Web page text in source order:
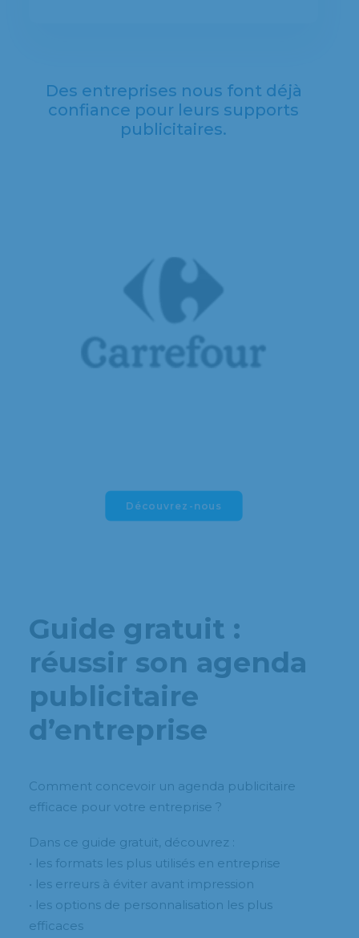
Des entreprises nous font déjà
confiance pour leurs supports
publicitaires.
Découvrez-nous
Guide gratuit :
réussir son agenda
publicitaire
d’entreprise
Comment concevoir un agenda publicitaire
efficace pour votre entreprise ?
Dans ce guide gratuit, découvrez :
• les formats les plus utilisés en entreprise
• les erreurs à éviter avant impression
• les options de personnalisation les plus
efficaces